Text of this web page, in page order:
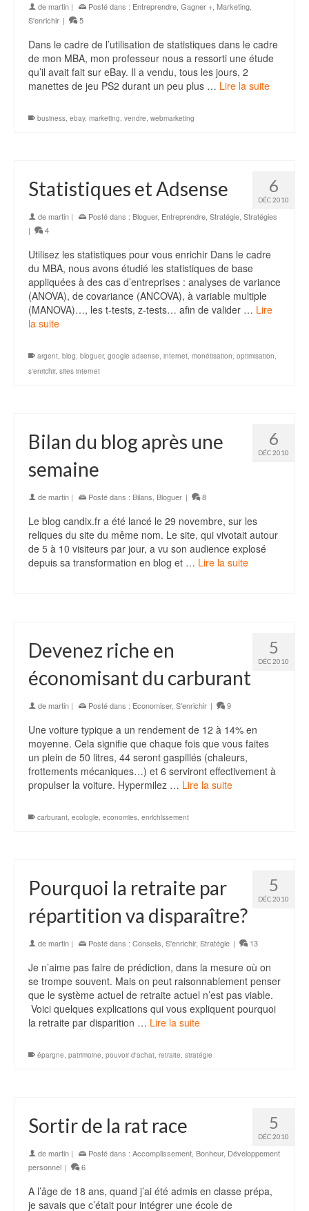
demartin | Posté dans : Entreprendre Gagner + Marketing
S'enrichir | 5
Dans le cadre de l’utilisation de statistiques dans le cadre
de mon MBA, mon professeur nous a ressorti une étude
qu’il avait fait sur eBay. Il a vendu, tous les jours, 2
manettes de jeu PS2 durant un peu plus … Lire la suite
business, ebay, marketing, vendre, webmarketing
6
DÉC 2010
Statistiques et Adsense
demartin | Posté dans : Bloguer, Entreprendre Stratégie Stratégies
|
4
Utilisez les statistiques pour vous enrichir Dans le cadre
du MBA, nous avons étudié les statistiques de base
appliquées à des cas d’entreprises : analyses de variance
(ANOVA), de covariance (ANCOVA), à variable multiple
(MANOVA)…, les t-tests, z-tests… afin de valider … Lire
la suite
argent, blog, bloguer, google adsense, internet, monétisation, optimisation,
s'enrichir, sites internet
6
DÉC 2010
Bilan du blog après une
semaine
demartin | Posté dans : Bilans Bloguer | 8
Le blog candix.fr a été lancé le 29 novembre, sur les
reliques du site du même nom. Le site, qui vivotait autour
de 5 à 10 visiteurs par jour, a vu son audience explosé
depuis sa transformation en blog et … Lire la suite
5
DÉC 2010
Devenez riche en
économisant du carburant
demartin | Posté dans : Economiser, S'enrichir | 9
Une voiture typique a un rendement de 12 à 14% en
moyenne. Cela signifie que chaque fois que vous faites
un plein de 50 litres, 44 seront gaspillés (chaleurs,
frottements mécaniques…) et 6 serviront effectivement à
propulser la voiture. Hypermilez … Lire la suite
carburant, ecologie, economies, enrichissement
5
DÉC 2010
Pourquoi la retraite par
répartition va disparaître?
demartin | Posté dans : Conseils S'enrichir, Stratégie | 13
Je n’aime pas faire de prédiction, dans la mesure où on
se trompe souvent. Mais on peut raisonnablement penser
que le système actuel de retraite actuel n’est pas viable.
Voici quelques explications qui vous expliquent pourquoi
la retraite par disparition … Lire la suite
épargne, patrimoine, pouvoir d'achat, retraite, stratégie
5
DÉC 2010
Sortir de la rat race
demartin | Posté dans : Accomplissement Bonheur, Développement
personnel | 6
A l’âge de 18 ans, quand j’ai été admis en classe prépa,
je savais que c’était pour intégrer une école de